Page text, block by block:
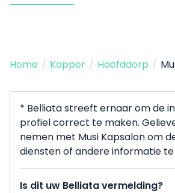
Home / Kapper / Hoofddorp /
* Belliata streeft ernaar om de
profiel correct te maken.
nemen met Musi Kapsalon om
diensten of andere informatie
Is dit uw Belliata vermelding?